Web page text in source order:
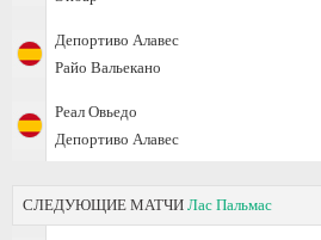
Депортиво Алавес
Райо Вальекано
Реал Овьедо
Депортиво Алавес
СЛЕДУЮЩИЕ МАТЧИ Лас Пальмас